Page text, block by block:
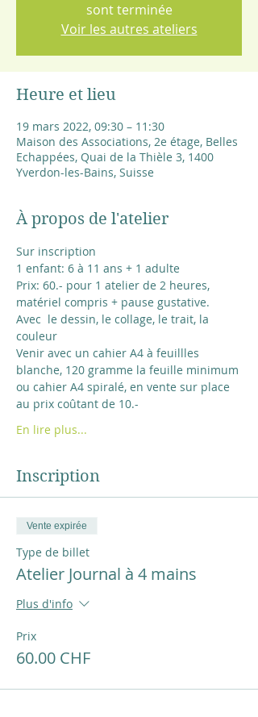
sont terminée
Voir les autres ateliers
Heure et lieu
19 mars 2022, 09:30 – 11:30
Maison des Associations, 2e étage, Belles
Echappées, Quai de la Thièle 3, 1400
Yverdon-les-Bains, Suisse
À propos de l'atelier
Sur inscription
1 enfant: 6 à 11 ans + 1 adulte
Prix: 60.- pour 1 atelier de 2 heures,
matériel compris + pause gustative.
Avec  le dessin, le collage, le trait, la
couleur
Venir avec un cahier A4 à feuillles
blanche, 120 gramme la feuille minimum
ou cahier A4 spiralé, en vente sur place
au prix coûtant de 10.-
En lire plus...
Inscription
Vente expirée
Type de billet
Atelier Journal à 4 mains
Plus d'info
Prix
60.00 CHF